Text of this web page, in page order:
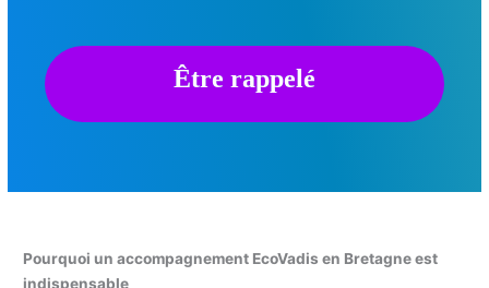
Être rappelé
Pourquoi un accompagnement EcoVadis en Bretagne est
indispensable